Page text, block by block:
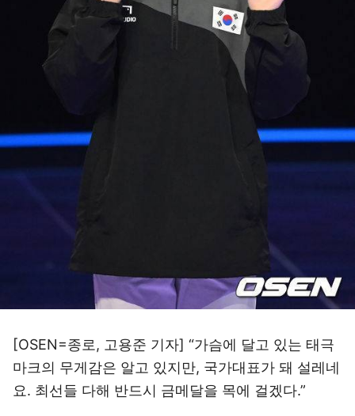
[OSEN=종로, 고용준 기자] “가슴에 달고 있는 태극
마크의 무게감은 알고 있지만, 국가대표가 돼 설레네
요. 최선들 다해 반드시 금메달을 목에 걸겠다.”